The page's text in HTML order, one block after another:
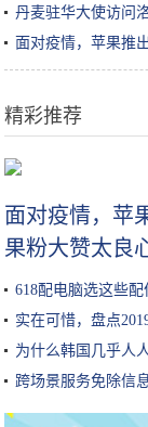
丹麦驻华大使访问
面对疫情，苹果推
精彩推荐
面对疫情，苹
果粉大赞太良
618配电脑选这些
实在可惜，盘点
为什么韩国几乎人
跨场景服务免除信